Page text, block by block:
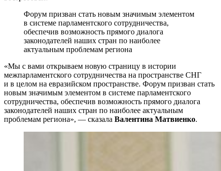
Форум призван стать новым значимым элементом
в системе парламентского сотрудничества,
обеспечив возможность прямого диалога
законодателей наших стран по наиболее
актуальным проблемам региона
«Мы с вами открываем новую страницу в истории
межпарламентского сотрудничества на пространстве СНГ
и в целом на евразийском пространстве. Форум призван стать
новым значимым элементом в системе парламентского
сотрудничества, обеспечив возможность прямого диалога
законодателей наших стран по наиболее актуальным
проблемам региона», — сказала Валентина Матвиенко.